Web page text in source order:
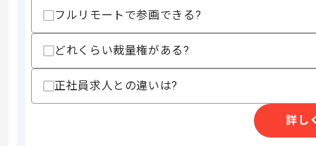
・SpringBoot経験
スキルに不安がある方へ
社内の英語化が進んでおり、若干英語
フルリモートで参画できる?
どれくらい裁量権がある?
正社員求人との違いは?
詳し